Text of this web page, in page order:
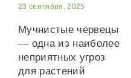
23 сентября, 2025
Мучнистые червецы
— одна из наиболее
неприятных угроз
для растений